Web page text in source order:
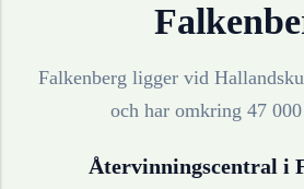
Falkenberg ligger vid
och har omkring 47
Återvinningscentral i